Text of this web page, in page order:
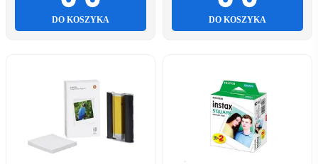
DO KOSZYKA DO KOSZYKA